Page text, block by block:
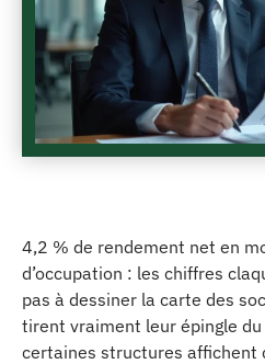
4,2 % de rendement net en
d’occupation : les chiffres
pas à dessiner la carte des
tirent vraiment leur épingle du
certaines structures affichent